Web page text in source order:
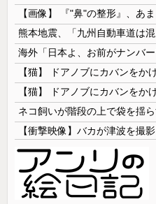
【衝撃映像】バカが津波を撮